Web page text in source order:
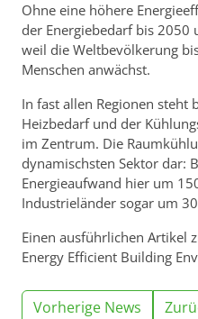
Ohne eine höhere
der Energiebedarf bis 2050
weil die Weltbevölkerung
Menschen anwächst.
In fast allen Regionen steht
Heizbedarf und der
im Zentrum. Die
dynamischsten Sektor dar:
Energieaufwand hier um
Industrieländer sogar um
Einen ausführlichen Artikel
Energy Efficient Building
Vorherige News